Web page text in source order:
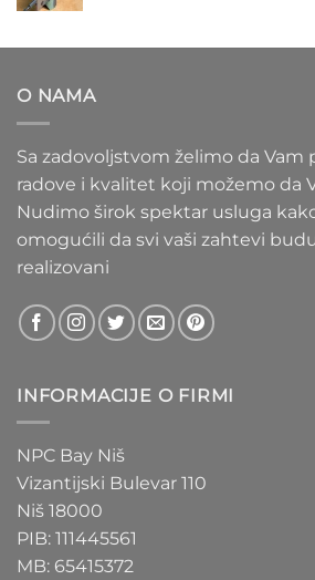
O NAMA
Sa zadovoljstvom želimo da Vam
radove i kvalitet koji možemo da
Nudimo širok spektar usluga
omogućili da svi vaši zahtevi
realizovani
INFORMACIJE O FIRMI
NPC Bay Niš
Vizantijski Bulevar 110
Niš 18000
PIB: 111445561
MB: 65415372